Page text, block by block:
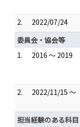
2.
2022/07/24
委員会・協会等
1.
2016 ～ 2019
2.
2022/11/15 ～
担当経験のある科目